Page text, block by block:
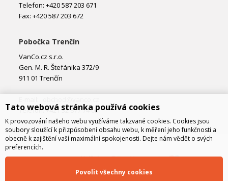
Telefon: +420 587 203 671
Fax: +420 587 203 672
Pobočka Trenčín
VanCo.cz s.r.o.
Gen. M. R. Štefánika 372/9
911 01 Trenčín
Telefon: +421 32 877 74 02
Tato webová stránka používá cookies
K provozování našeho webu využíváme takzvané cookies. Cookies jsou
soubory sloužící k přizpůsobení obsahu webu, k měření jeho funkčnosti a
obecně k zajištění vaší maximální spokojenosti. Dejte nám vědět o svých
preferencích.
Povolit všechny cookies